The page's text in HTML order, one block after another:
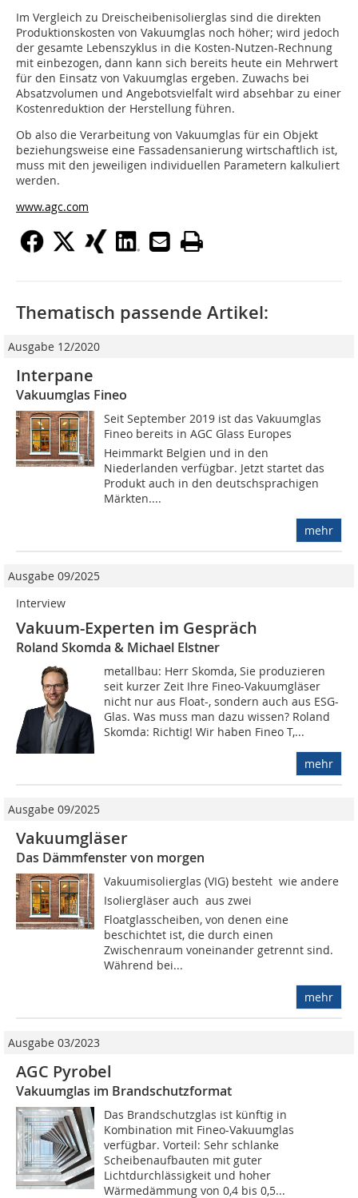
Im Vergleich zu Dreischeibenisolierglas sind die direkten
Produktionskosten von Vakuumglas noch höher; wird jedoch
der gesamte Lebenszyklus in die Kosten-Nutzen-Rechnung
mit einbezogen, dann kann sich bereits heute ein Mehrwert
für den Einsatz von Vakuumglas ergeben. Zuwachs bei
Absatzvolumen und Angebotsvielfalt wird absehbar zu einer
Kostenreduktion der Herstellung führen.
Ob also die Verarbeitung von Vakuumglas für ein Objekt
beziehungsweise eine Fassadensanierung wirtschaftlich ist,
muss mit den jeweiligen individuellen Parametern kalkuliert
werden.
www.agc.com
Thematisch passende Artikel:
Ausgabe 12/2020
Interpane
Vakuumglas Fineo
Seit September 2019 ist das Vakuumglas
Fineo bereits in AGC Glass Europes
Heimmarkt Belgien und in den
Niederlanden verfügbar. Jetzt startet das
Produkt auch in den deutschsprachigen
Märkten....
mehr
Ausgabe 09/2025
Interview
Vakuum-Experten im Gespräch
Roland Skomda & Michael Elstner
metallbau: Herr Skomda, Sie produzieren
seit kurzer Zeit Ihre Fineo-Vakuumgläser
nicht nur aus Float-, sondern auch aus ESG-
Glas. Was muss man dazu wissen? Roland
Skomda: Richtig! Wir haben Fineo T,...
mehr
Ausgabe 09/2025
Vakuumgläser
Das Dämmfenster von morgen
Vakuumisolierglas (VIG) besteht  wie andere
Isoliergläser auch  aus zwei
Floatglasscheiben, von denen eine
beschichtet ist, die durch einen
Zwischenraum voneinander getrennt sind.
Während bei...
mehr
Ausgabe 03/2023
AGC Pyrobel
Vakuumglas im Brandschutzformat
Das Brandschutzglas ist künftig in
Kombination mit Fineo-Vakuumglas
verfügbar. Vorteil: Sehr schlanke
Scheibenaufbauten mit guter
Lichtdurchlässigkeit und hoher
Wärmedämmung von 0,4 bis 0,5...